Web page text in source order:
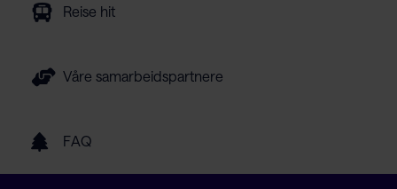
Reise hit
Våre samarbeidspartnere
FAQ